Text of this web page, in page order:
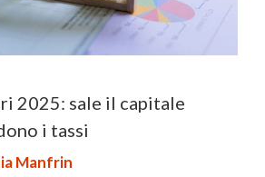
2025: sale il capitale
i tassi
Manfrin